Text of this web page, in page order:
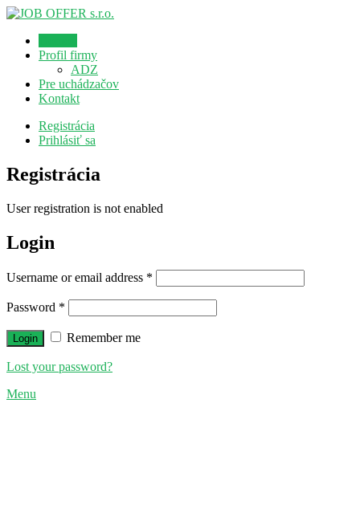
Profil firmy
ADZ
Pre uchádzačov
Kontakt
Registrácia
Prihlásiť sa
Registrácia
User registration is not enabled
Login
Username or email address *
Password *
Remember me
Lost your password?
Menu